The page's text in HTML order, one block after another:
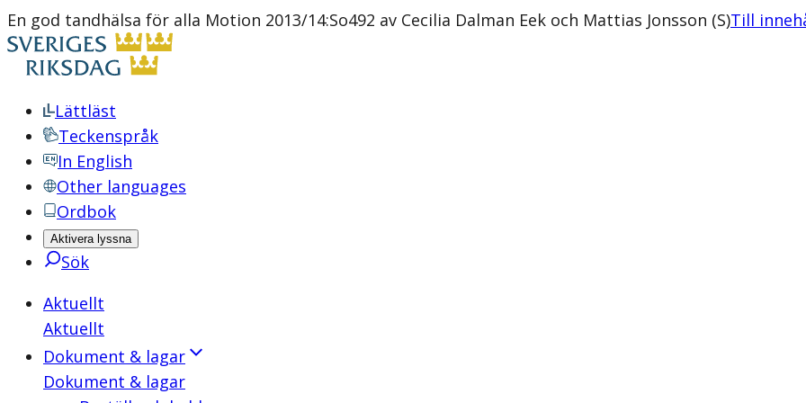
En god tandhälsa för alla Motion 2013/14:So492 av Cecilia Dalman Eek och Mattias Jonsson (S)Till
Lättläst
Teckenspråk
In English
Other languages
Ordbok
Aktivera lyssna
Sök
Aktuellt
Aktuellt
Dokument & lagar
Dokument & lagar